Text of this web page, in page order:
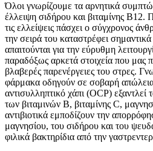
Όλοι γνωρίζουμε τα αρνητικά
έλλειψη σιδήρου και βιταμίνης Β12.
τις ελλείψεις πάσχει ο σύγχρονος
την σειρά του καταστρέφει
απαιτούνται για την εύρυθμη
παραδόξως αρκετά στοιχεία που μας
βλαβερές παρενέργειες του στρες.
φάρμακα οδηγούν σε σοβαρή
αντισυλληπτικό χάπι (OCP)
των βιταμινών Β, βιταμίνης C,
αντιβιοτικά εμποδίζουν την
μαγνησίου, του σιδήρου και του
φιλικά βακτηρίδια από την